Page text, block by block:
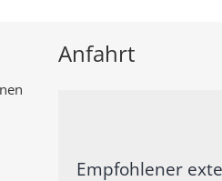
Anfahrt
Empfohlener